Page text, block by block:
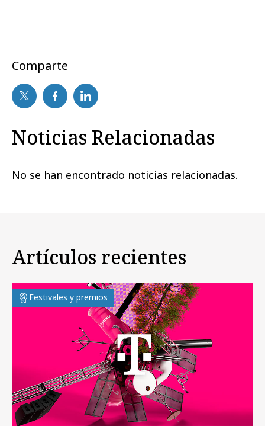
Comparte
Noticias Relacionadas
No se han encontrado noticias relacionadas.
Artículos recientes
Festivales y premios